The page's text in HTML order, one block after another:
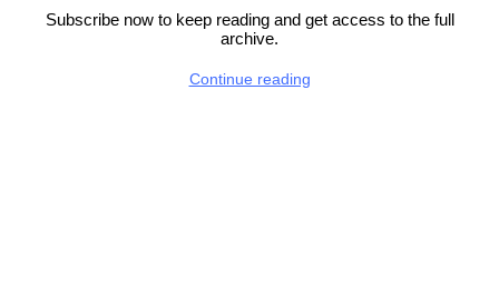
Subscribe now to keep reading and get access to the full
archive.
Continue reading